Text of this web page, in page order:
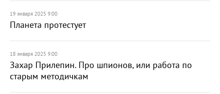
19 января 2025 9:00
Планета протестует
18 января 2025 9:00
Захар Прилепин. Про шпионов, или работа по
старым методичкам